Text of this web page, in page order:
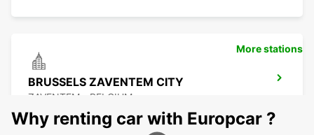
BRUSSELS ZAVENTEM CITY
ZAVENTEM - BELGIUM
More stations
Why renting car with Europcar ?